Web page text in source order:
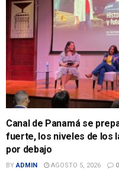
Canal de Panamá se
fuerte, los niveles de los
por debajo
BY ADMIN AGOSTO 5, 2026 0